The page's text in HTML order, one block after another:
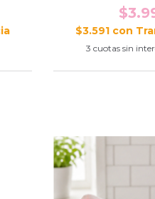
$3.591 con
3 cuotas sin